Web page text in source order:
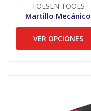
TOLSEN TOOLS
Martillo Mecánico
VER OPCIONES